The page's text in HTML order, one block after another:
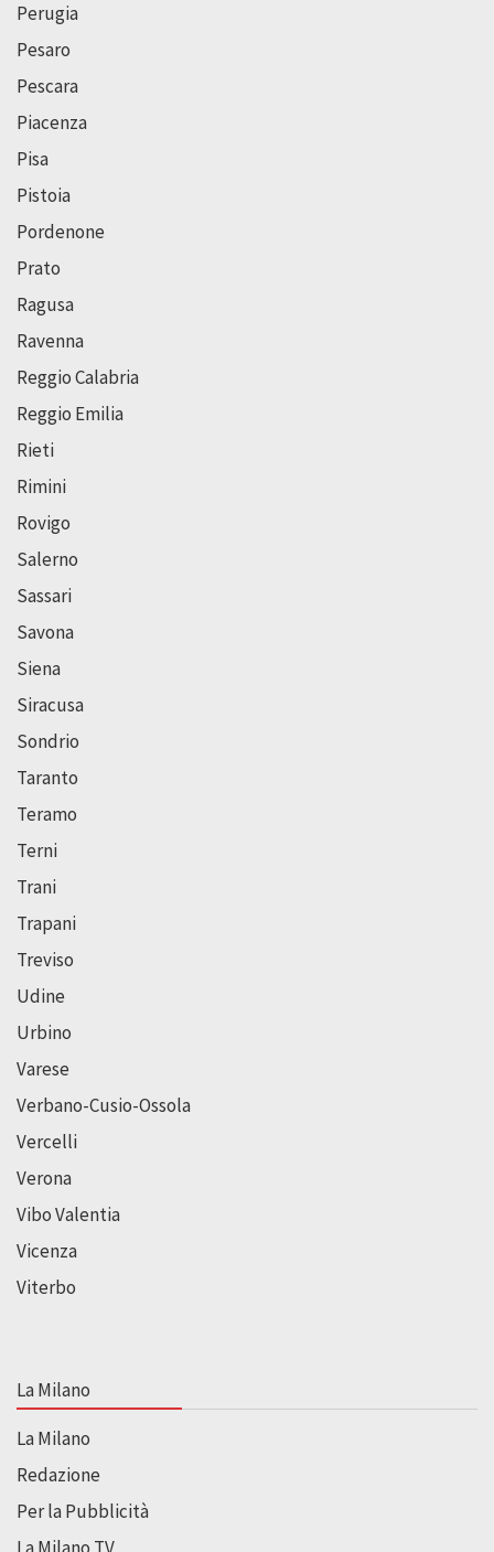
Perugia
Pesaro
Pescara
Piacenza
Pisa
Pistoia
Pordenone
Prato
Ragusa
Ravenna
Reggio Calabria
Reggio Emilia
Rieti
Rimini
Rovigo
Salerno
Sassari
Savona
Siena
Siracusa
Sondrio
Taranto
Teramo
Terni
Trani
Trapani
Treviso
Udine
Urbino
Varese
Verbano-Cusio-Ossola
Vercelli
Verona
Vibo Valentia
Vicenza
Viterbo
La Milano
La Milano
Redazione
Per la Pubblicità